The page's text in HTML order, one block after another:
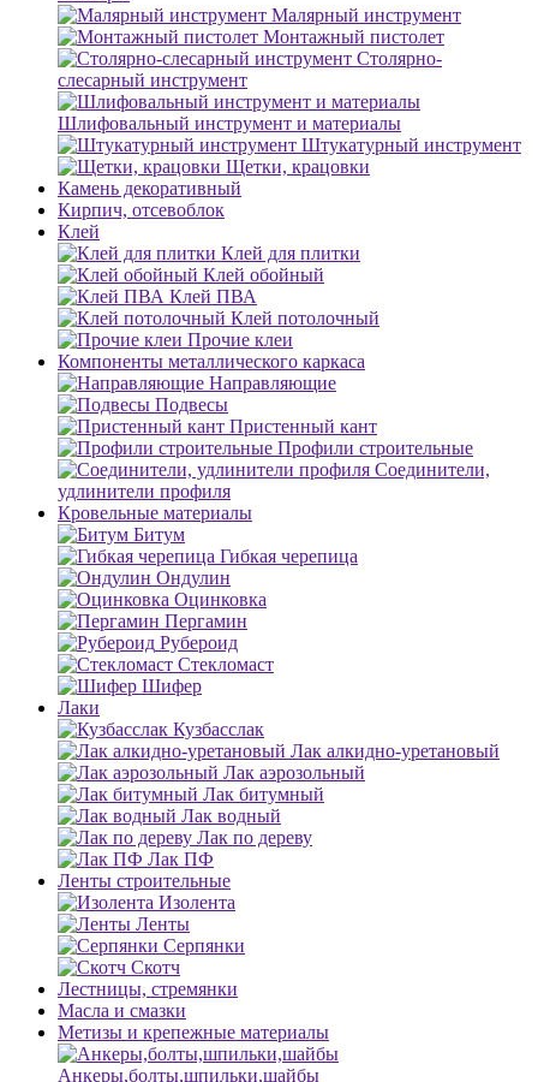
Малярный инструмент
Монтажный пистолет
Столярно-
слесарный инструмент
Шлифовальный инструмент и материалы
Штукатурный инструмент
Щетки, крацовки
Камень декоративный
Кирпич, отсевоблок
Клей
Клей для плитки
Клей обойный
Клей ПВА
Клей потолочный
Прочие клеи
Компоненты металлического каркаса
Направляющие
Подвесы
Пристенный кант
Профили строительные
Соединители,
удлинители профиля
Кровельные материалы
Битум
Гибкая черепица
Ондулин
Оцинковка
Пергамин
Рубероид
Стекломаст
Шифер
Лаки
Кузбасслак
Лак алкидно-уретановый
Лак аэрозольный
Лак битумный
Лак водный
Лак по дереву
Лак ПФ
Ленты строительные
Изолента
Ленты
Серпянки
Скотч
Лестницы, стремянки
Масла и смазки
Метизы и крепежные материалы
Анкеры,болты,шпильки,шайбы